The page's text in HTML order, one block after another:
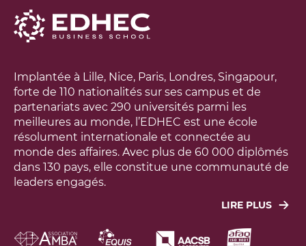
Implantée à Lille, Nice, Paris, Londres, Singapour,
forte de 110 nationalités sur ses campus et de
partenariats avec 290 universités parmi les
meilleures au monde, l’EDHEC est une école
résolument internationale et connectée au
monde des affaires. Avec plus de 60 000 diplômés
dans 130 pays, elle constitue une communauté de
leaders engagés.
LIRE PLUS
aux grands défis économiques, sociaux,